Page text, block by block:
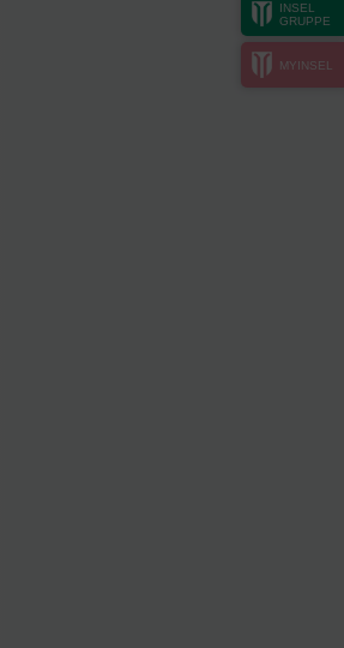
INSEL
GRUPPE
MYINSEL